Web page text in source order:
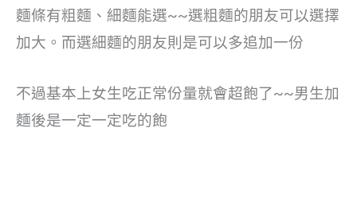
麵條有粗麵、細麵能選~~選粗麵的朋友可以選擇
加大。而選細麵的朋友則是可以多追加一份
不過基本上女生吃正常份量就會超飽了~~男生加
麵後是一定一定吃的飽